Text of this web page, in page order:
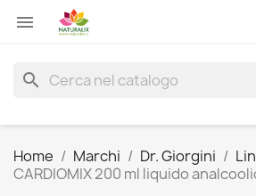

search
Home Marchi Dr. Giorgini
CARDIOMIX 200 ml liquido